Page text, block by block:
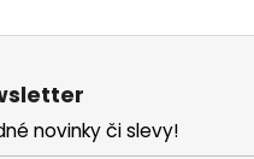
novinky či slevy!